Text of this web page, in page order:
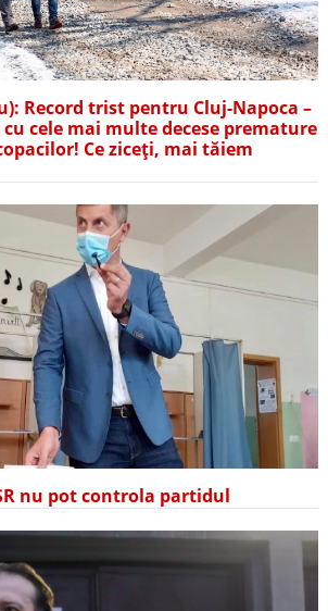
Record trist pentru Cluj-Napoca –
cele mai multe decese premature
Ce ziceți, mai tăiem
nu pot controla partidul